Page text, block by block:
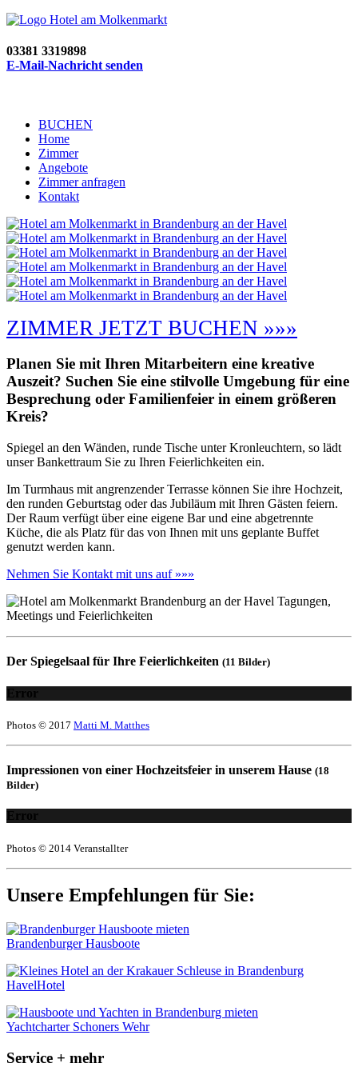
03381 3319898
E-Mail-Nachricht senden
BUCHEN
Home
Zimmer
Angebote
Zimmer anfragen
Kontakt
ZIMMER JETZT BUCHEN »»»
Planen Sie mit Ihren Mitarbeitern eine kreative
Auszeit? Suchen Sie eine stilvolle Umgebung für eine
Besprechung oder Familienfeier in einem größeren
Kreis?
Spiegel an den Wänden, runde Tische unter Kronleuchtern, so lädt
unser Bankettraum Sie zu Ihren Feierlichkeiten ein.
Im Turmhaus mit angrenzender Terrasse können Sie ihre Hochzeit,
den runden Geburtstag oder das Jubiläum mit Ihren Gästen feiern.
Der Raum verfügt über eine eigene Bar und eine abgetrennte
Küche, die als Platz für das von Ihnen mit uns geplante Buffet
genutzt werden kann.
Nehmen Sie Kontakt mit uns auf »»»
Der Spiegelsaal für Ihre Feierlichkeiten (11 Bilder)
Error
Photos © 2017 Matti M. Matthes
Impressionen von einer Hochzeitsfeier in unserem Hause (18
Bilder)
Error
Photos © 2014 Veranstallter
Unsere Empfehlungen für Sie:
Brandenburger Hausboote
HavelHotel
Yachtcharter Schoners Wehr
Service + mehr